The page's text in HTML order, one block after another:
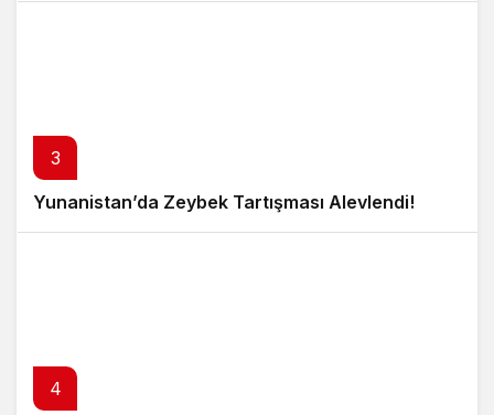
3
Yunanistan’da Zeybek Tartışması Alevlendi!
4